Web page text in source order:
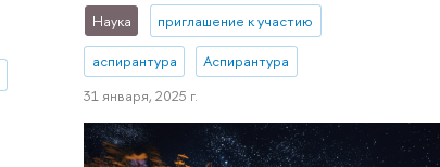
Наука приглашение к участию
аспирантура
Аспирантура
31 января, 2025 г.